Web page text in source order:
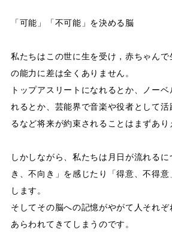
「可能」「不可能」を決める脳
私たちはこの世に生を受け，赤ちゃん
の能力に差は全くありません。
トップアスリートになれるとか、ノー
れるとか、芸能界で音楽や役者として
るなど将来が約束されることはまずあり
しかしながら、私たちは月日が流れる
き、不向き」を感じたり「得意、不得意
します。
そしてその脳への記憶がやがて人それ
あらわれてきてしまうのです。